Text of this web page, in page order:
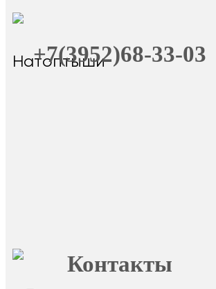
Натоптыши
+7(3952)68-33-03
Контакты